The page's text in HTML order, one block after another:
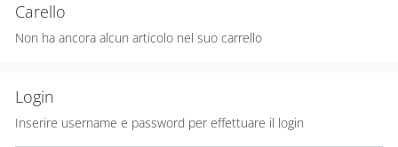
Carello
Non ha ancora alcun articolo nel suo carrello
Login
Inserire username e password per effettuare il login